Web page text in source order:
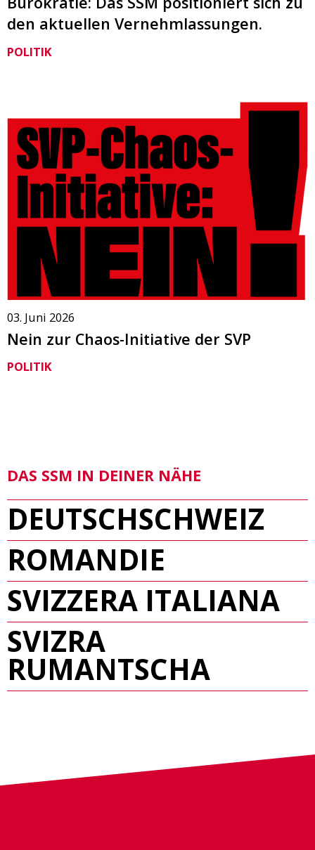
den aktuellen Vernehmlassungen.
POLITIK
03. Juni 2026
Nein zur Chaos-Initiative der SVP
POLITIK
DAS SSM IN DEINER NÄHE
DEUTSCHSCHWEIZ
ROMANDIE
SVIZZERA ITALIANA
SVIZRA
RUMANTSCHA